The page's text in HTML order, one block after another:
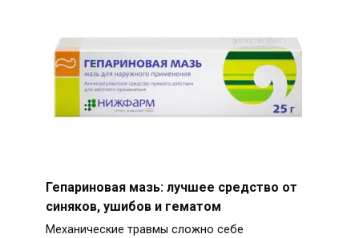
Гепариновая мазь: лучшее средство от
синяков, ушибов и гематом
Механические травмы сложно себе